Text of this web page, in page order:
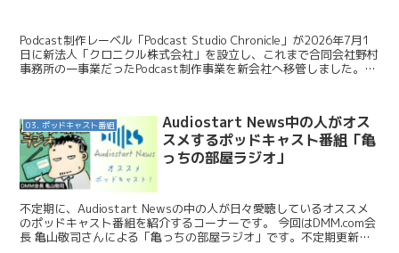
Podcast制作レーベル「Podcast Studio Chronicle」が2026年7月1
日に新法人「クロニクル株式会社」を設立し、これまで合同会社野村
事務所の一事業だったPodcast制作事業を新会社へ移管しました。自
03. ポッドキャスト番組
Audiostart News中の人がオス
スメするポッドキャスト番組「亀
っちの部屋ラジオ」
不定期に、Audiostart Newsの中の人が日々愛聴しているオススメ
のポッドキャスト番組を紹介するコーナーです。 今回はDMM.com会
長 亀山敬司さんによる「亀っちの部屋ラジオ」です。不定期更新と